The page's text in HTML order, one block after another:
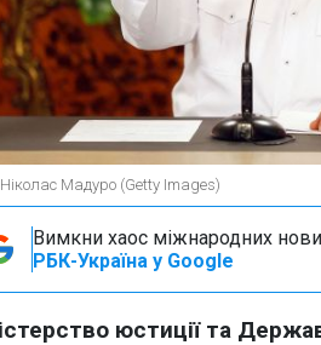
Мадуро (Getty Images)
Вимкни хаос міжнародних
РБК-Україна у Google
юстиції та